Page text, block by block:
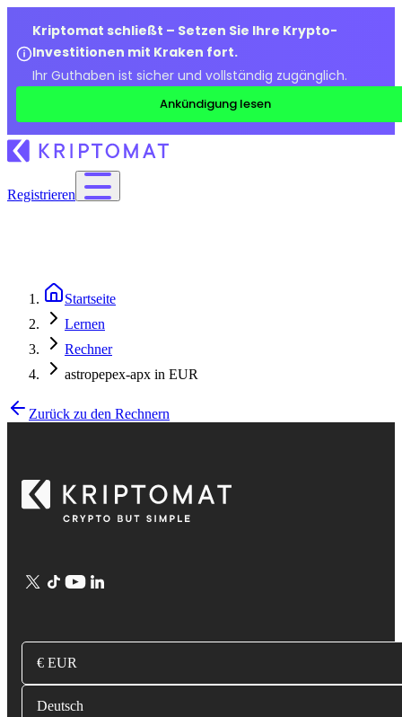
Kriptomat schließt – Setzen Sie Ihre Krypto-
Investitionen mit Kraken fort.
Ihr Guthaben ist sicher und vollständig zugänglich.
Ankündigung lesen
Registrieren
Startseite
Lernen
Rechner
astropepex-apx in EUR
Zurück zu den Rechnern
€ EUR
Deutsch